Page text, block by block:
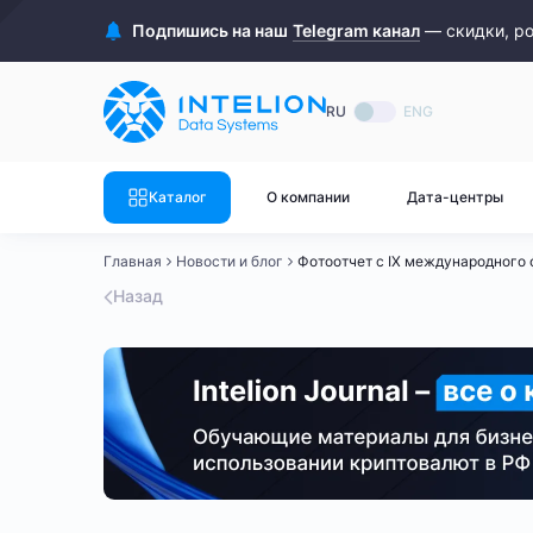
Подпишись на наш Telegram канал — скидки,
RU ENG
Каталог О компании Дата-центры
ASIC майнеры
Bitmain
Innosilicon
Iceriver
Смотреть весь каталог
Готовый
Готовый
Готовый
Готовый
Готовый
Главная Новости и блог Фотоотчет с IX международного
Назад